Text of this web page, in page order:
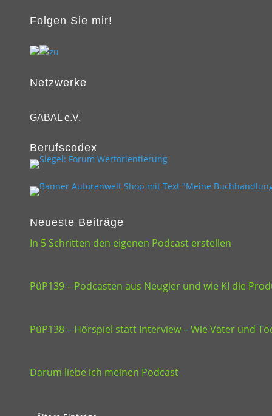
Folgen Sie mir!
Netzwerke
GABAL e.V.
Berufscodex
Neueste Beiträge
In 5 Schritten den eigenen Podcast erstellen
PüP139 – Podcasten aus Neugier und wie KI die
PüP138 – Hörspiel statt Interview – Wie Vater und
Darum liebe ich meinen Podcast